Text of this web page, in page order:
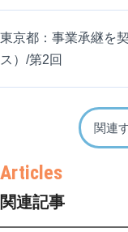
東京都：事業承継を
ス）/第2回
関連
関連記事